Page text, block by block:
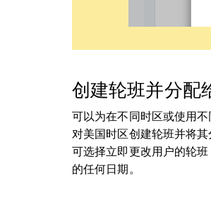
创建轮班并分配
可以为在不同时区或使用
对美国时区创建轮班并将
可选择立即更改用户的轮
的任何日期。